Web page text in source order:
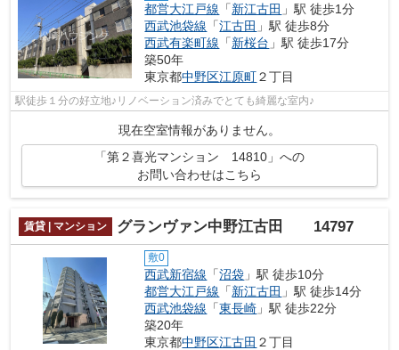
都営大江戸線 「新江古田 」駅 徒歩1分
西武池袋線 「江古田 」駅 徒歩8分
西武有楽町線 「新桜台 」駅 徒歩17分
築50年
東京都中野区江原町２丁目
駅徒歩１分の好立地♪リノベーション済みでとても綺麗な室内♪
現在空室情報がありません。
「第２喜光マンション 14810」への
お問い合わせはこちら
賃貸 | マンション グランヴァン中野江古田 14797
敷0
西武新宿線 「沼袋 」駅 徒歩10分
都営大江戸線 「新江古田 」駅 徒歩14分
西武池袋線 「東長崎 」駅 徒歩22分
築20年
東京都中野区江古田 ２丁目